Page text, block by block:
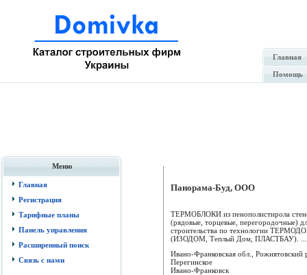
Главная
Помощь
Меню
Главная
Регистрация
Тарифные планы
Панель управления
Расширенный поиск
Связь с нами
Панорама-Буд, ООО
ТЕРМОБЛОКИ из пенополистирола
(рядовые, торцевые, перегородочные)
строительства по технологии
(ИЗОДОМ, Теплый Дом, ПЛАСТБАУ). ...
Ивано-Франковская обл., Рожнятовский
Перегинское
Ивано-Франковск